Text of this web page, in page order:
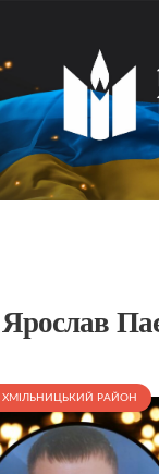
Ярослав
ХМІЛЬНИЦЬКИЙ РАЙОН